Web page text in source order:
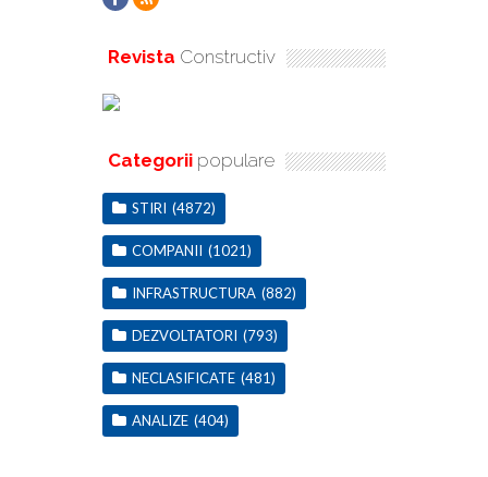
Revista Constructiv
Categorii populare
STIRI (4872)
COMPANII (1021)
INFRASTRUCTURA (882)
DEZVOLTATORI (793)
NECLASIFICATE (481)
ANALIZE (404)